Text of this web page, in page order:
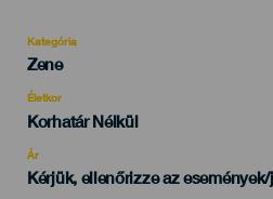
Kategória
Categoría
evento
Zene
Életkor
Edad
Korhatár Nélkül
Ár
Kérjük, ellenőrizze az